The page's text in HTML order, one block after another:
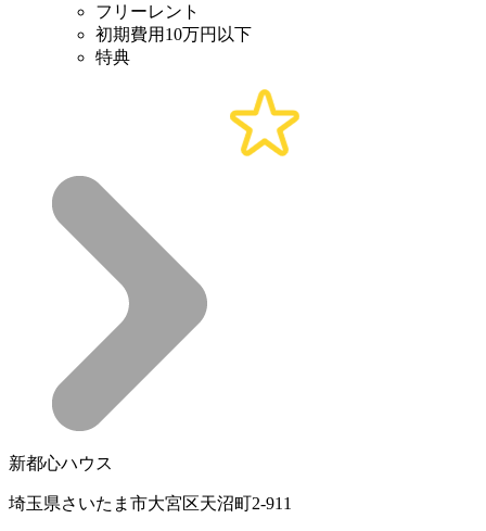
フリーレント
初期費用10万円以下
特典
新都心ハウス
埼玉県さいたま市大宮区天沼町2-911